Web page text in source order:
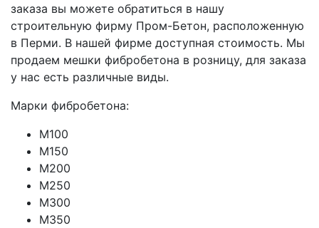
заказа вы можете обратиться в нашу
строительную фирму Пром-Бетон, расположенную
в Перми. В нашей фирме доступная стоимость. Мы
продаем мешки фибробетона в розницу, для заказа
у нас есть различные виды.
Марки фибробетона:
М100
М150
М200
М250
М300
М350